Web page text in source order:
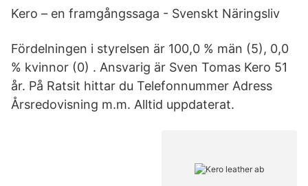
Kero – en framgångssaga - Svenskt Näringsliv
Fördelningen i styrelsen är 100,0 % män (5), 0,0
% kvinnor (0) . Ansvarig är Sven Tomas Kero 51
år. På Ratsit hittar du Telefonnummer Adress
Årsredovisning m.m. Alltid uppdaterat.